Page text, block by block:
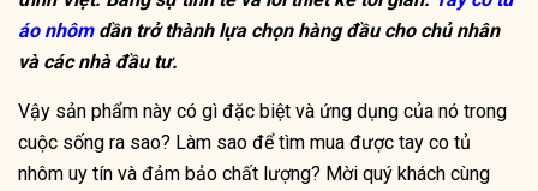
áo nhômdần trở thành lựa chọn hàng đầu cho chủ nhân
và các nhà đầu tư.
Vậy sản phẩm này có gì đặc biệt và ứng dụng của nó trong
cuộc sống ra sao? Làm sao để tìm mua được tay co tủ
nhôm uy tín và đảm bảo chất lượng? Mời quý khách cùng